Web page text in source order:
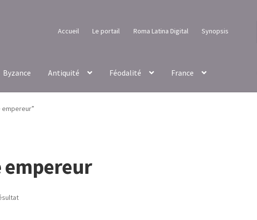
Accueil Le portail Roma Latina Digital Synopsis
Byzance Antiquité Féodalité France
empereur